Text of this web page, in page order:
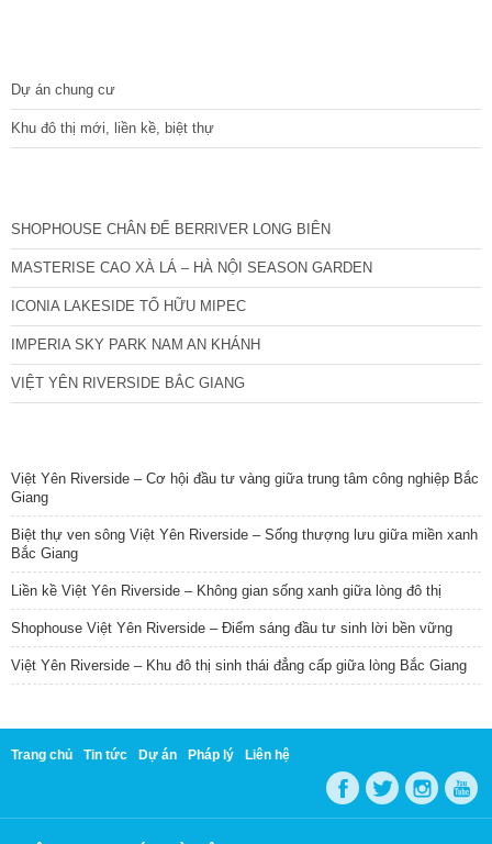
Dự án chung cư
Khu đô thị mới, liền kề, biệt thự
SHOPHOUSE CHÂN ĐẾ BERRIVER LONG BIÊN
MASTERISE CAO XÀ LÁ – HÀ NỘI SEASON GARDEN
ICONIA LAKESIDE TỐ HỮU MIPEC
IMPERIA SKY PARK NAM AN KHÁNH
VIỆT YÊN RIVERSIDE BẮC GIANG
Việt Yên Riverside – Cơ hội đầu tư vàng giữa trung tâm công nghiệp Bắc
Giang
Biệt thự ven sông Việt Yên Riverside – Sống thượng lưu giữa miền xanh
Bắc Giang
Liền kề Việt Yên Riverside – Không gian sống xanh giữa lòng đô thị
Shophouse Việt Yên Riverside – Điểm sáng đầu tư sinh lời bền vững
Việt Yên Riverside – Khu đô thị sinh thái đẳng cấp giữa lòng Bắc Giang
Trang chủ Tin tức Dự án Pháp lý Liên hệ